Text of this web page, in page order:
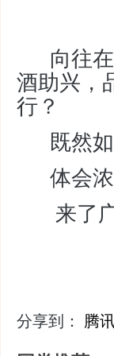
向往
酒助兴，
行？
既然
体会浓
来了广
分享到： 腾